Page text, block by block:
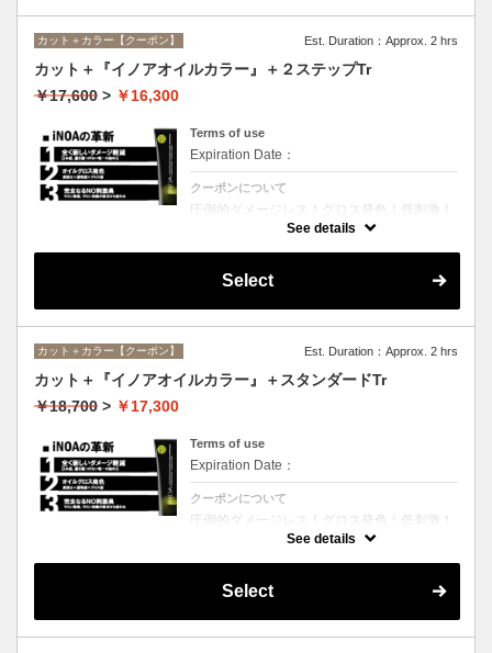
カット＋カラー【クーポン】 Est. Duration：Approx. 2 hrs
カット＋『イノアオイルカラー』＋２ステップTr
￥17,600 > ￥16,300
Terms of use
Expiration Date：
クーポンについて
圧倒的ダメージレス！グロス発色！低刺激！
匂いも残らない！全く新しい処方のイノアオ
イルカラーのセットメニュー☆シャンプー、
ブロー込み。※リタッチカラーの場合は
See details
Select
カット＋カラー【クーポン】 Est. Duration：Approx. 2 hrs
カット＋『イノアオイルカラー』＋スタンダードTr
￥18,700 > ￥17,300
Terms of use
Expiration Date：
クーポンについて
圧倒的ダメージレス！グロス発色！低刺激！
匂いも残らない！全く新しい処方のイノアオ
イルカラーのセットメニュー☆シャンプー、
ブロー込み。※リタッチカラーの場合は
See details
Select